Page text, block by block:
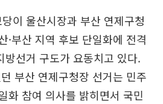
이 울산시장과 부산 연제구청
·부산 지역 후보 단일화에 전격
방선거 구도가 요동치고 있다.
부산 연제구청장 선거는 민주
화 참여 의사를 밝히면서 국민